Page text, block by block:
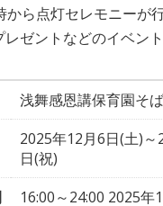
から点灯セレモニーが
ゼントなどのイベント
浅舞感恩講保育園そば
2025年12月6日(土)～
日(祝)
16:00～24:00 2025年